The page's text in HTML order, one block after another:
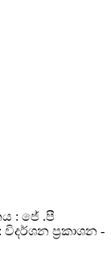
: ජේ .පී
විදර්ශන ප්‍රකාශන -